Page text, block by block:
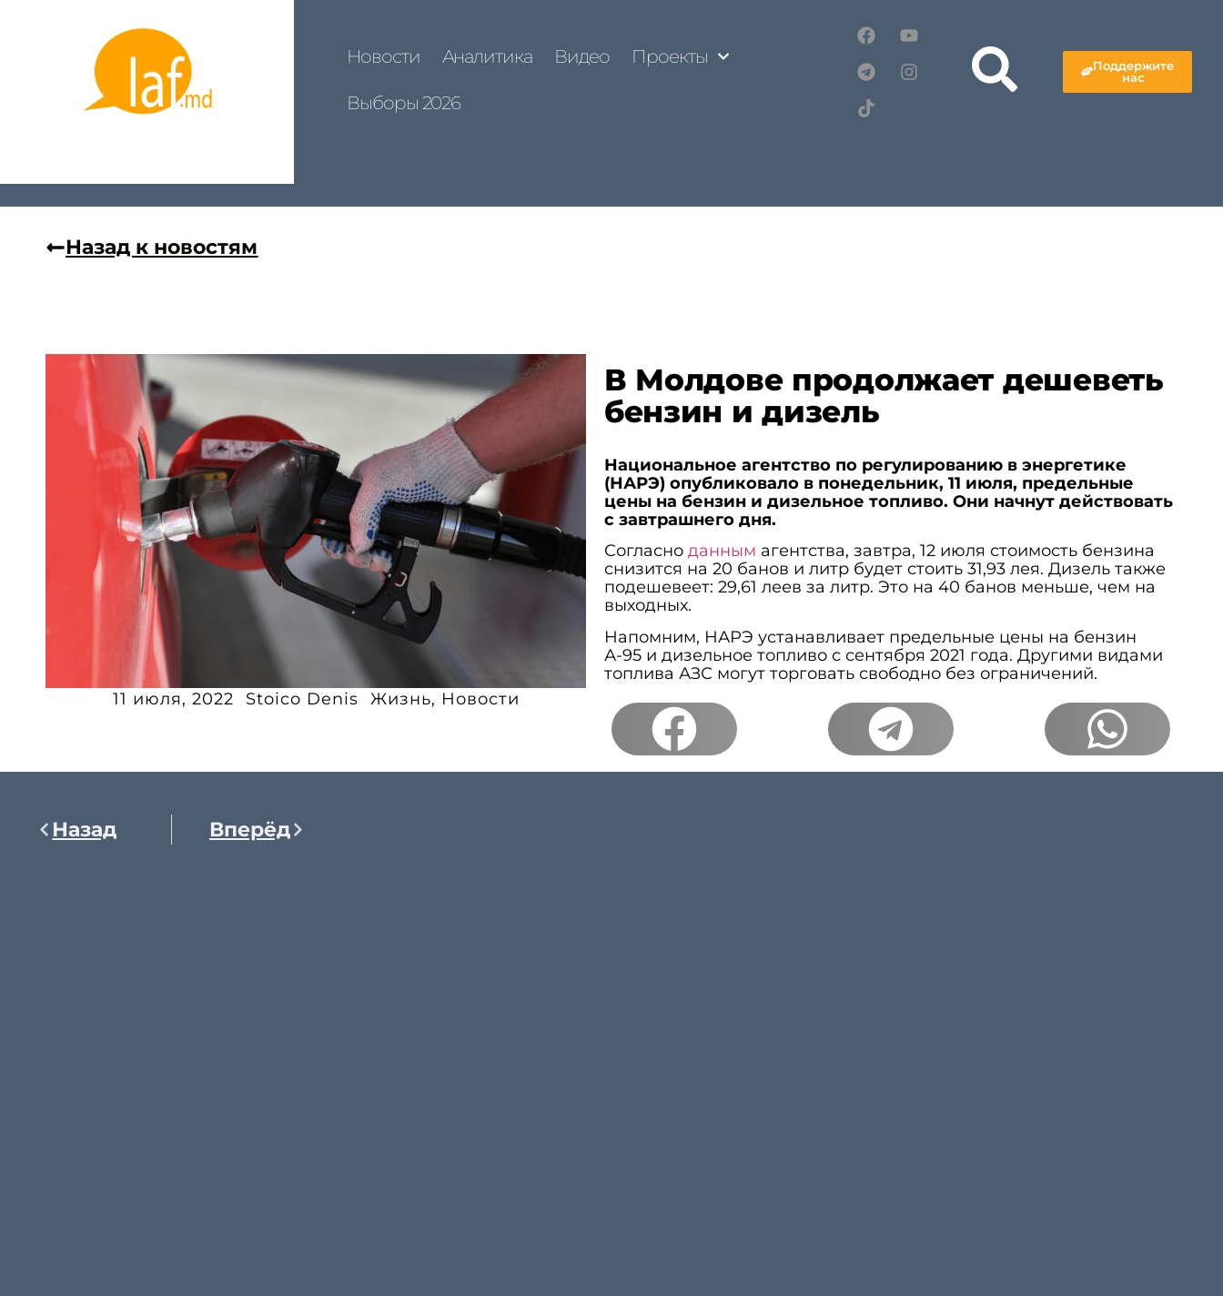
Новости Аналитика Видео Проекты
Выборы 2026
Поддержите
нас
Назад к новостям
11 июля, 2022 Stoico Denis Жизнь, Новости
В Молдове продолжает дешеветь
бензин и дизель
Национальное агентство по регулированию в энергетике
(НАРЭ) опубликовало в понедельник, 11 июля, предельные
цены на бензин и дизельное топливо. Они начнут действовать
с завтрашнего дня.
Согласно данным агентства, завтра, 12 июля стоимость бензина
снизится на 20 банов и литр будет стоить 31,93 лея. Дизель также
подешевеет: 29,61 леев за литр. Это на 40 банов меньше, чем на
выходных.
Напомним, НАРЭ устанавливает предельные цены на бензин
А-95 и дизельное топливо с сентября 2021 года. Другими видами
топлива АЗС могут торговать свободно без ограничений.
Назад Вперёд